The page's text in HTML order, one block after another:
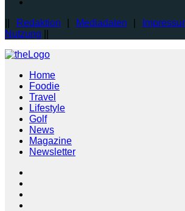
Redaktion Mediadaten
Nutzung
Home
Foodie
Travel
Lifestyle
Golf
News
Magazine
Newsletter